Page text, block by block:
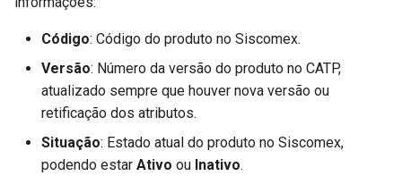
Venda (FUTL0125 PDV
Parâmetros da Emissão de
Etiquetas de Expedição
Parâmetros do
Código: Código do produto no Siscomex.
Versão: Número da versão do produto no CATP,
atualizado sempre que houver nova versão ou
retificação dos atributos.
Situação: Estado atual do produto no Siscomex,
podendo estar Ativo ou Inativo.